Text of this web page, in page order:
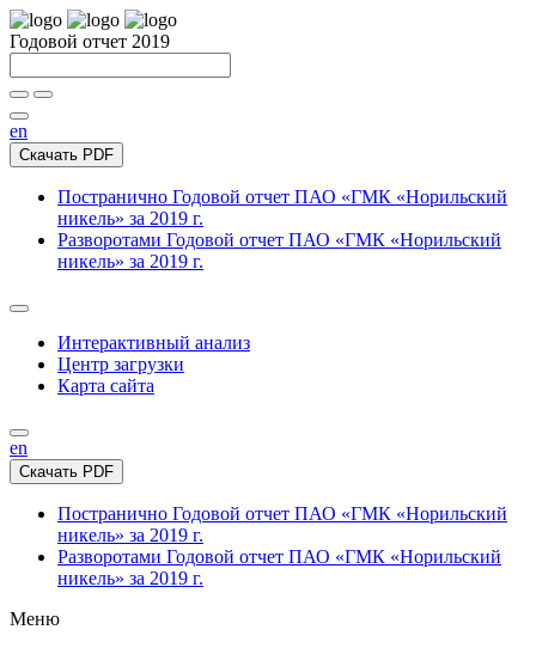
Годовой отчет 2019
en
Скачать PDF
Постранично Годовой отчет ПАО «ГМК «Норильский
никель» за 2019 г.
Разворотами Годовой отчет ПАО «ГМК «Норильский
никель» за 2019 г.
Интерактивный анализ
Центр загрузки
Карта сайта
en
Скачать PDF
Постранично Годовой отчет ПАО «ГМК «Норильский
никель» за 2019 г.
Разворотами Годовой отчет ПАО «ГМК «Норильский
никель» за 2019 г.
Меню